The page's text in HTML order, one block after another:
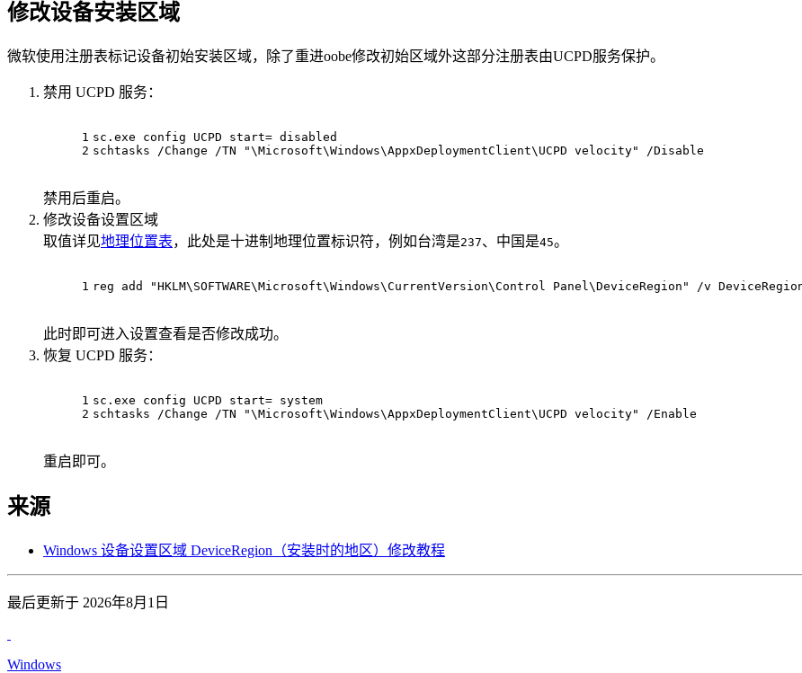
修改设备安装区域
微软使用注册表标记设备初始安装区域，除了重进oobe修改初始区域外这部分注册表由UCPD服务保护。
禁用 UCPD 服务：
1
2
sc.exe config UCPD start= disabled
schtasks /Change /TN "\Microsoft\Windows\AppxDeploymentClient\UCPD velocity" /Disable
禁用后重启。
修改设备设置区域
取值详见地理位置表，此处是十进制地理位置标识符，例如台湾是237、中国是45。
1 reg add "HKLM\SOFTWARE\Microsoft\Windows\CurrentVersion\Control Panel\DeviceRegion" /v DeviceRegion
此时即可进入设置查看是否修改成功。
恢复 UCPD 服务：
1
2
sc.exe config UCPD start= system
schtasks /Change /TN "\Microsoft\Windows\AppxDeploymentClient\UCPD velocity" /Enable
重启即可。
来源
Windows 设备设置区域 DeviceRegion（安装时的地区）修改教程
最后更新于 2026年8月1日
Windows